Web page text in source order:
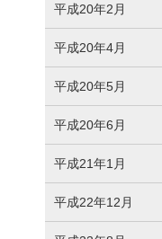
平成20年2月
平成20年4月
平成20年5月
平成20年6月
平成21年1月
平成22年12月